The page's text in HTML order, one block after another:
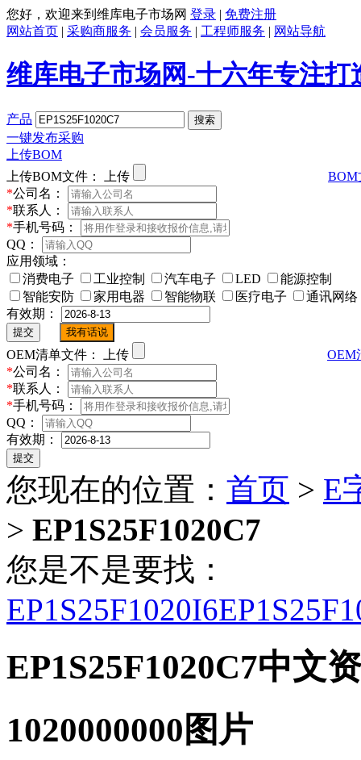
您好，欢迎来到维库电子市场网 登录 | 免费注册
网站首页 | 采购商服务 | 会员服务 | 工程师服务 | 网站导航
维库电子市场网-十六年专注
产品
一键发布采购
上传BOM
上传BOM文件：
上传
BOM
*公司名：
*联系人：
*手机号码：
QQ：
应用领域：
消费电子
工业控制 汽车电子 LED
能源控制
智能安防
家用电器 智能物联 医疗电子
通讯网络
有效期：
OEM清单文件： 上传
OEM
*公司名：
*联系人：
*手机号码：
QQ：
有效期：
您现在的位置： 首页 > E
> EP1S25F1020C7
您是不是要找：
EP1S25F1020I6
EP1S25F1020C7中文
1020000000图片